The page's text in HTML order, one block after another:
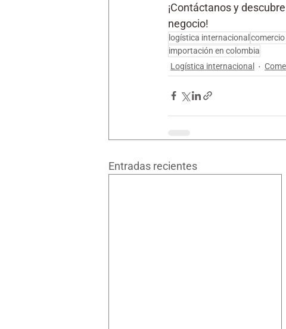
¡Contáctanos y
negocio!
logística internacional
importación en colombia
Logística internacional
Entradas recientes